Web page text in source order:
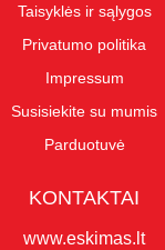
Taisyklės ir sąlygos
Privatumo politika
Impressum
Susisiekite su mumis
Parduotuvė
KONTAKTAI
www.eskimas.lt